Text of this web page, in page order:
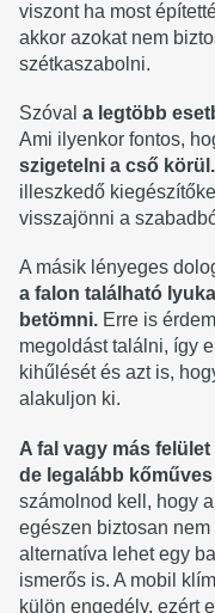
viszont ha most
akkor azokat nem
szétkaszabolni.
Szóval a legtöbb
Ami ilyenkor fontos,
szigetelni a cső körül.
illeszkedő
visszajönni a
A másik lényeges
a falon található
betömni. Erre is
megoldást találni, így
kihűlését és azt is,
alakuljon ki.
A fal vagy más
de legalább
számolnod kell, hogy
egészen biztosan
alternatíva lehet egy
ismerős is. A mobil
külön engedély, ezért